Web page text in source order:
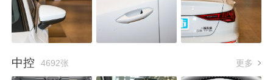
中控 4692张 更多